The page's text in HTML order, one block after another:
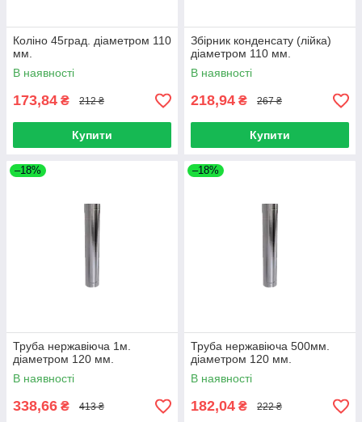
Коліно 45град. діаметром 110
мм.
В наявності
173,84 ₴ 212 ₴
Купити
Збірник конденсату (лійка)
діаметром 110 мм.
В наявності
218,94 ₴ 267 ₴
Купити
–18%
Труба нержавіюча 1м.
діаметром 120 мм.
В наявності
338,66 ₴ 413 ₴
–18%
Труба нержавіюча 500мм.
діаметром 120 мм.
В наявності
182,04 ₴ 222 ₴